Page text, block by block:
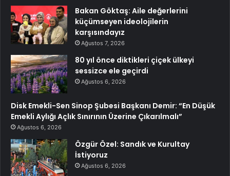
Bakan Göktaş: Aile değerlerini
küçümseyen ideolojilerin
karşısındayız
Ağustos 7, 2026
80 yıl önce diktikleri çiçek ülkeyi
sessizce ele geçirdi
Ağustos 6, 2026
Disk Emekli-Sen Sinop Şubesi Başkanı Demir: “En Düşük
Emekli Aylığı Açlık Sınırının Üzerine Çıkarılmalı”
Ağustos 6, 2026
Özgür Özel: Sandık ve Kurultay
İstiyoruz
Ağustos 6, 2026